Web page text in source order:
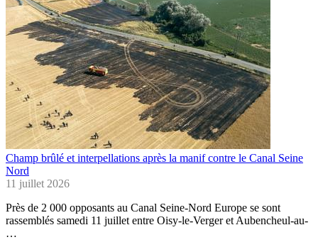
Champ brûlé et interpellations après la manif contre le Canal Seine
Nord
11 juillet 2026
Près de 2 000 opposants au Canal Seine-Nord Europe se sont
rassemblés samedi 11 juillet entre Oisy-le-Verger et Aubencheul-au-
…